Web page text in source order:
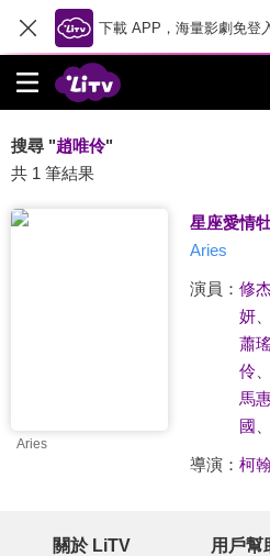
下載 APP，海量影劇免登
搜尋 "趙唯伶"
共 1 筆結果
Aries
星座愛情
Aries
演員： 修
妍、
蕭
伶、
馬
國
導演： 柯
關於 LiTV 用戶幫